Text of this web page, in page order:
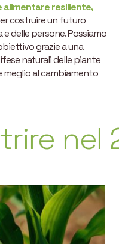
alimentare resiliente,
costruire un futuro
delle persone. Possiamo
grazie a una
naturali delle piante
meglio al cambiamento